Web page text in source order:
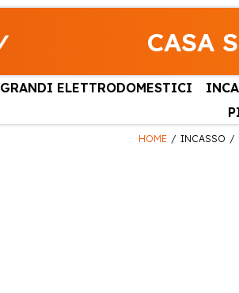
CASA
GRANDI ELETTRODOMESTICI
HOME INCASSO